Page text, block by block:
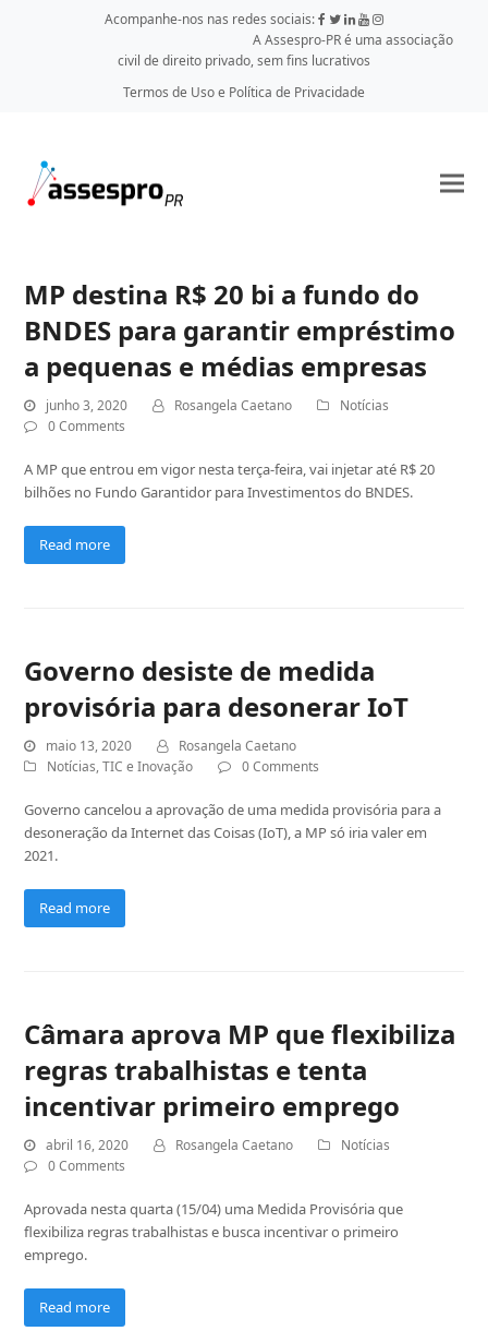
Acompanhe-nos nas redes sociais:
A Assespro-PR é uma associação
civil de direito privado, sem fins lucrativos
Termos de Uso e Política de Privacidade
MP destina R$ 20 bi a fundo do
BNDES para garantir empréstimo
a pequenas e médias empresas
junho 3, 2020 Rosangela Caetano
Notícias
0 Comments
A MP que entrou em vigor nesta terça-feira, vai injetar até R$ 20
bilhões no Fundo Garantidor para Investimentos do BNDES.
Read more
Governo desiste de medida
provisória para desonerar IoT
maio 13, 2020
Rosangela Caetano
Notícias,TIC e Inovação 0 Comments
Governo cancelou a aprovação de uma medida provisória para a
desoneração da Internet das Coisas (IoT), a MP só iria valer em
2021.
Read more
Câmara aprova MP que flexibiliza
regras trabalhistas e tenta
incentivar primeiro emprego
abril 16, 2020 Rosangela Caetano
Notícias
0 Comments
Aprovada nesta quarta (15/04) uma Medida Provisória que
flexibiliza regras trabalhistas e busca incentivar o primeiro
emprego.
Read more